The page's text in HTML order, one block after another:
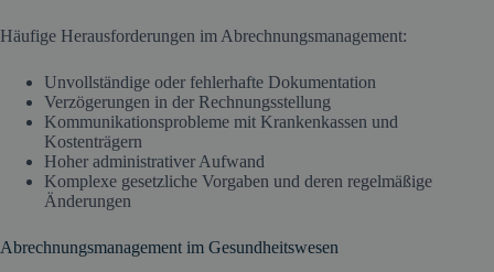
Häufige Herausforderungen im Abrechnungsmanagement:
Unvollständige oder fehlerhafte Dokumentation
Verzögerungen in der Rechnungsstellung
Kommunikationsprobleme mit Krankenkassen und
Kostenträgern
Hoher administrativer Aufwand
Komplexe gesetzliche Vorgaben und deren regelmäßige
Änderungen
Abrechnungsmanagement im Gesundheitswesen